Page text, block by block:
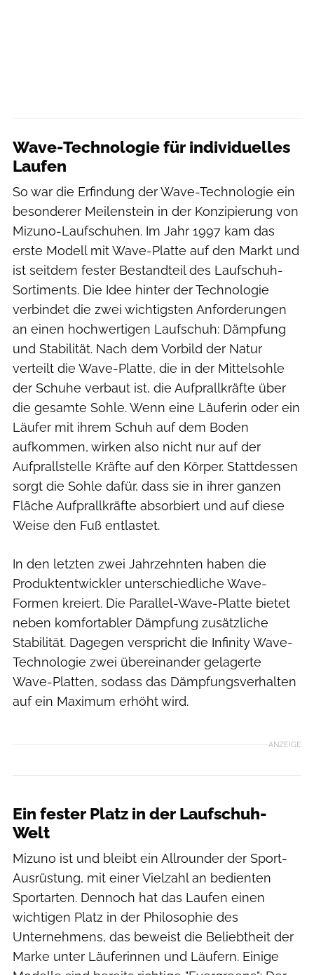
Wave-Technologie für individuelles
Laufen
So war die Erfindung der Wave-Technologie ein
besonderer Meilenstein in der Konzipierung von
Mizuno-Laufschuhen. Im Jahr 1997 kam das
erste Modell mit Wave-Platte auf den Markt und
ist seitdem fester Bestandteil des Laufschuh-
Sortiments. Die Idee hinter der Technologie
verbindet die zwei wichtigsten Anforderungen
an einen hochwertigen Laufschuh: Dämpfung
und Stabilität. Nach dem Vorbild der Natur
verteilt die Wave-Platte, die in der Mittelsohle
der Schuhe verbaut ist, die Aufprallkräfte über
die gesamte Sohle. Wenn eine Läuferin oder ein
Läufer mit ihrem Schuh auf dem Boden
aufkommen, wirken also nicht nur auf der
Aufprallstelle Kräfte auf den Körper. Stattdessen
sorgt die Sohle dafür, dass sie in ihrer ganzen
Fläche Aufprallkräfte absorbiert und auf diese
Weise den Fuß entlastet.
In den letzten zwei Jahrzehnten haben die
Produktentwickler unterschiedliche Wave-
Formen kreiert. Die Parallel-Wave-Platte bietet
neben komfortabler Dämpfung zusätzliche
Stabilität. Dagegen verspricht die Infinity Wave-
Technologie zwei übereinander gelagerte
Wave-Platten, sodass das Dämpfungsverhalten
auf ein Maximum erhöht wird.
ANZEIGE
Ein fester Platz in der Laufschuh-
Welt
Mizuno ist und bleibt ein Allrounder der Sport-
Ausrüstung, mit einer Vielzahl an bedienten
Sportarten. Dennoch hat das Laufen einen
wichtigen Platz in der Philosophie des
Unternehmens, das beweist die Beliebtheit der
Marke unter Läuferinnen und Läufern. Einige